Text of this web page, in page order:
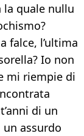
la quale nullu
falce, l’ultima
Io non
mi riempie di
di un
assurdo